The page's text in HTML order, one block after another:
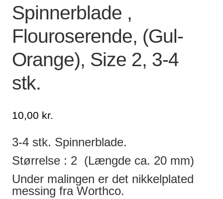
Lagersalg
Min Konto
Glemt adgangskode
Spinnerblade ,
Flouroserende, (Gul-
Orange), Size 2, 3-4
stk.
10,00 kr.
3-4 stk. Spinnerblade.
Størrelse : 2 (Længde ca. 20 mm)
Under malingen er det nikkelplated
messing fra Worthco.